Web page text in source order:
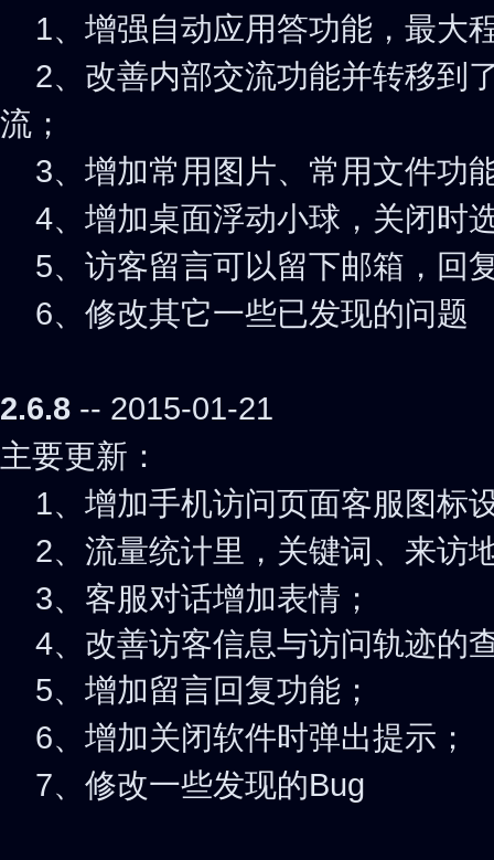
1、增强自动应用答功能，最大
2、改善内部交流功能并转移到
流；
3、增加常用图片、常用文件功
4、增加桌面浮动小球，关闭时
5、访客留言可以留下邮箱，回
6、修改其它一些已发现的问题
2.6.8 -- 2015-01-21
主要更新：
1、增加手机访问页面客服图标
2、流量统计里，关键词、来访
3、客服对话增加表情；
4、改善访客信息与访问轨迹的
5、增加留言回复功能；
6、增加关闭软件时弹出提示；
7、修改一些发现的Bug